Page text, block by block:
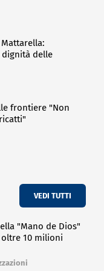
dignità delle
frontiere "Non
VEDI TUTTI
"Mano de Dios"
10 milioni